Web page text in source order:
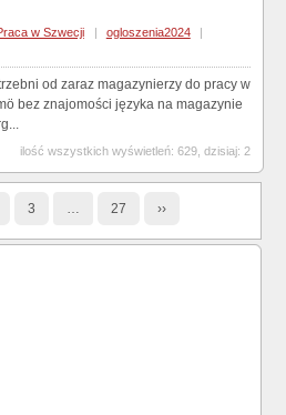
w Szwecji | ogloszenia2024
|
od zaraz magazynierzy do pracy w
bez znajomości języka na magazynie
ilość wszystkich wyświetleń: 629, dzisiaj: 2
3 … 27 ››